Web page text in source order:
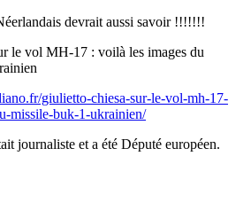
devrait aussi savoir !!!!!!!
le vol MH-17 : voilà les images du
giulietto-chiesa-sur-le-vol-mh-17-
missile-buk-1-ukrainien/
journaliste et a été Député européen.